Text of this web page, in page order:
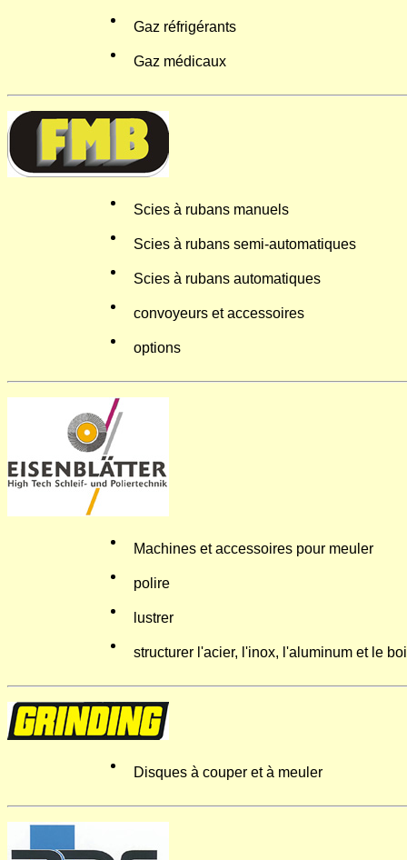
Gaz réfrigérants
Gaz médicaux
Scies à rubans manuels
Scies à rubans semi-automatiques
Scies à rubans automatiques
convoyeurs et accessoires
options
Machines et accessoires pour meuler
polire
lustrer
structurer l'acier, l'inox, l'aluminum et le
Disques à couper et à meuler